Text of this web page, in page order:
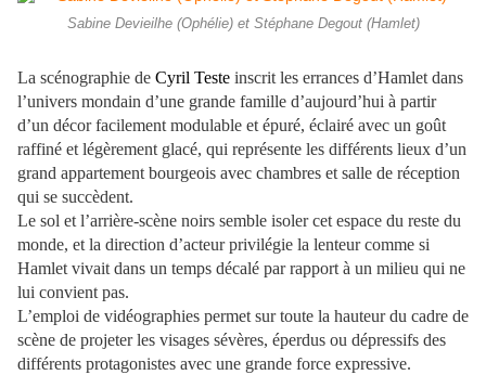
Sabine Devieilhe (Ophélie) et Stéphane Degout (Hamlet)
La scénographie de Cyril Teste inscrit les errances d’Hamlet dans
l’univers mondain d’une grande famille d’aujourd’hui à partir
d’un décor facilement modulable et épuré, éclairé avec un goût
raffiné et légèrement glacé, qui représente les différents lieux d’un
grand appartement bourgeois avec chambres et salle de réception
qui se succèdent.
Le sol et l’arrière-scène noirs semble isoler cet espace du reste du
monde, et la direction d’acteur privilégie la lenteur comme si
Hamlet vivait dans un temps décalé par rapport à un milieu qui ne
lui convient pas.
L’emploi de vidéographies permet sur toute la hauteur du cadre de
scène de projeter les visages sévères, éperdus ou dépressifs des
différents protagonistes avec une grande force expressive.